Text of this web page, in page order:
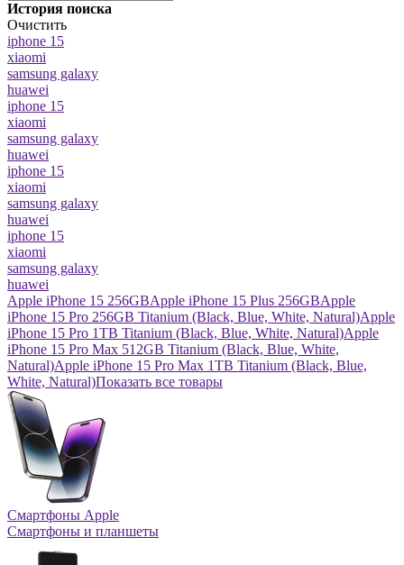
История поиска
Очистить
iphone 15
xiaomi
samsung galaxy
huawei
iphone 15
xiaomi
samsung galaxy
huawei
iphone 15
xiaomi
samsung galaxy
huawei
iphone 15
xiaomi
samsung galaxy
huawei
Apple iPhone 15 256GBApple iPhone 15 Plus 256GBApple
iPhone 15 Pro 256GB Titanium (Black, Blue, White, Natural)Apple
iPhone 15 Pro 1TB Titanium (Black, Blue, White, Natural)Apple
iPhone 15 Pro Max 512GB Titanium (Black, Blue, White,
Natural)Apple iPhone 15 Pro Max 1TB Titanium (Black, Blue,
White, Natural)Показать все товары
Смартфоны Apple
Смартфоны и планшеты